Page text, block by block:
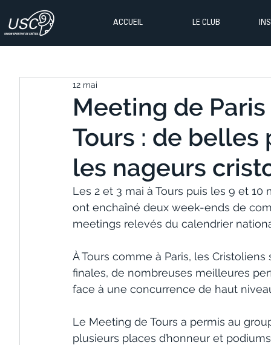
ACCUEIL LE CLUB
Meeting de
Tours : de
les nageurs
12 mai
Les 2 et 3 mai à Tours puis les 9 et 10
ont enchaîné deux week-ends de
meetings relevés du calendrier
À Tours comme à Paris, les
finales, de nombreuses meilleures
face à une concurrence de haut
Le Meeting de Tours a permis au
plusieurs places d’honneur et